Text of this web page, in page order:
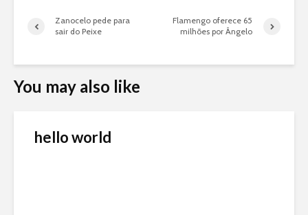
Zanocelo pede para
sair do Peixe
Flamengo oferece 65
milhões por Ângelo
You may also like
hello world